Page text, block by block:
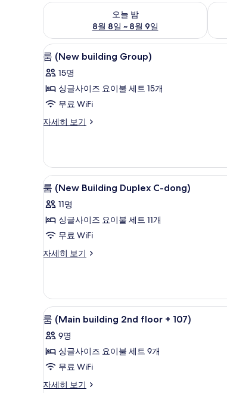
오늘 밤
8월 8일 ~ 8월 9일
오늘 밤 예약 가능 여부 확인, 8월 8일 ~ 8월 9
내
룸
(New
building
Group)
사
진
보
기
룸 (New building
15
룸 (New building Group)
15명
싱글사이즈 요이불 세트 15개
무료 WiFi
자세히 보기
룸
자
세
히
보
기
룸
(New
Building
Duplex
C-
dong)
모
두
보
기
룸 (New Building
14
룸 (New Building Duplex C-dong)
11명
싱글사이즈 요이불 세트 11개
무료 WiFi
자세히 보기
룸
C-
dong)
자
세
히
보
룸
(Main
building
2nd
floor
+
룸 (Main building
15
룸 (Main building 2nd floor + 107)
9명
싱글사이즈 요이불 세트 9개
무료 WiFi
자세히 보기
룸